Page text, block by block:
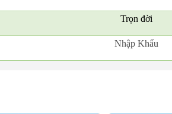
Trọn đời
Nhập Khẩu